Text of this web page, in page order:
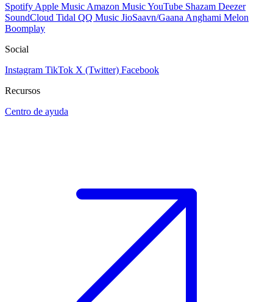
Spotify Apple Music Amazon MusicYouTube Shazam Deezer
SoundCloud Tidal QQ Music JioSaavn/Gaana Anghami Melon
Boomplay
Social
Instagram TikTok X (Twitter) Facebook
Recursos
Centro de ayuda